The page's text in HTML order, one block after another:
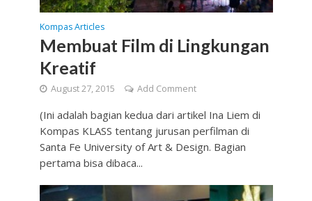
Kompas Articles
Membuat Film di Lingkungan
Kreatif
August 27, 2015 Add Comment
(Ini adalah bagian kedua dari artikel Ina Liem di
Kompas KLASS tentang jurusan perfilman di
Santa Fe University of Art & Design. Bagian
pertama bisa dibaca...